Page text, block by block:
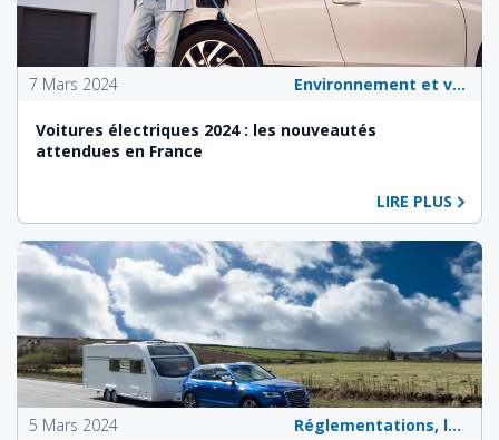
7 Mars 2024 Environnement et véhicules écologiques
Voitures électriques 2024 : les nouveautés
attendues en France
LIRE PLUS
5 Mars 2024 Réglementations, lois et politiques publiques